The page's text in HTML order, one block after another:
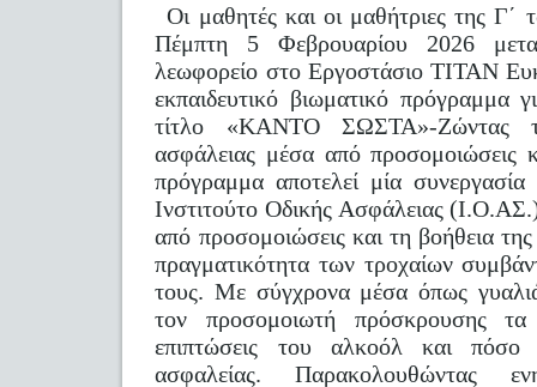
Οι μαθητές και οι μαθήτριες της Γ΄
Πέμπτη 5 Φεβρουαρίου 2026
λεωφορείο στο Εργοστάσιο ΤΙΤΑΝ
εκπαιδευτικό βιωματικό πρόγραμμα
τίτλο «ΚΑΝΤΟ ΣΩΣΤΑ»-Ζώντας
ασφάλειας μέσα από προσομοιώσεις
πρόγραμμα αποτελεί μία
Ινστιτούτο Οδικής Ασφάλειας
από προσομοιώσεις και τη βοήθεια
πραγματικότητα των τροχαίων
τους. Με σύγχρονα μέσα όπως
τον προσομοιωτή πρόσκρουσης τα
επιπτώσεις του αλκοόλ και πόσο
ασφαλείας. Παρακολουθώντας